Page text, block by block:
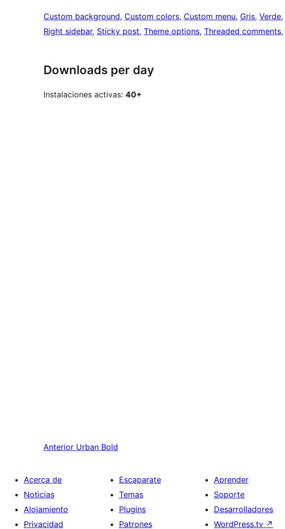
Custom background, Custom colors, Custom menu, Gris, Verde,
Right sidebar, Sticky post, Theme options, Threaded comments,
Downloads per day
Instalaciones activas: 40+
Anterior Urban Bold
Acerca de
Noticias
Alojamiento
Privacidad
Escaparate
Temas
Plugins
Patrones
Aprender
Soporte
Desarrolladores
WordPress.tv ↗